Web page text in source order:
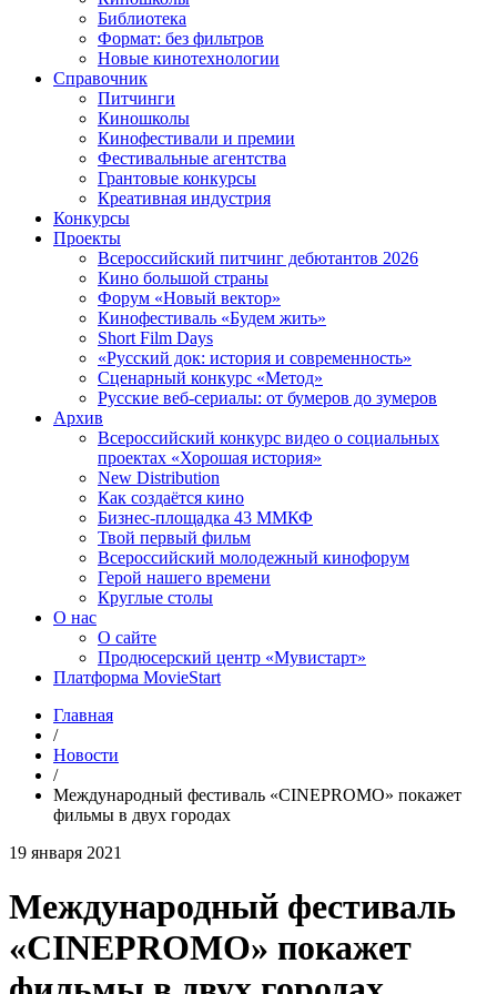
Библиотека
Формат: без фильтров
Новые кинотехнологии
Справочник
Питчинги
Киношколы
Кинофестивали и премии
Фестивальные агентства
Грантовые конкурсы
Креативная индустрия
Конкурсы
Проекты
Всероссийский питчинг дебютантов 2026
Кино большой страны
Форум «Новый вектор»
Кинофестиваль «Будем жить»
Short Film Days
«Русский док: история и современность»
Сценарный конкурс «Метод»
Русские веб-сериалы: от бумеров до зумеров
Архив
Всероссийский конкурс видео о социальных
проектах «Хорошая история»
New Distribution
Как создаётся кино
Бизнес-площадка 43 ММКФ
Твой первый фильм
Всероссийский молодежный кинофорум
Герой нашего времени
Круглые столы
О нас
О сайте
Продюсерский центр «Мувистарт»
Платформа MovieStart
Главная
/
Новости
/
Международный фестиваль «CINEPROMO» покажет
фильмы в двух городах
19 января 2021
Международный фестиваль
«CINEPROMO» покажет